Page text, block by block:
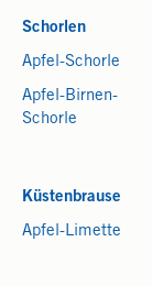
Schorlen
Apfel-Schorle
Apfel-Birnen-
Schorle
Küstenbrause
Apfel-Limette